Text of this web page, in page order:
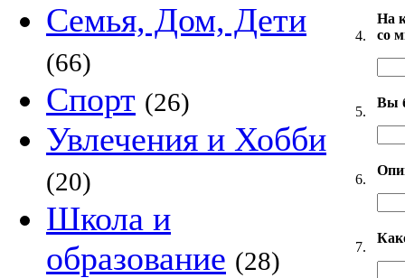
Семья, Дом, Дети
(66)
Спорт (26)
Увлечения и Хобби
(20)
Школа и
образование (28)
4.
На
со
5.
Вы
6.
7.